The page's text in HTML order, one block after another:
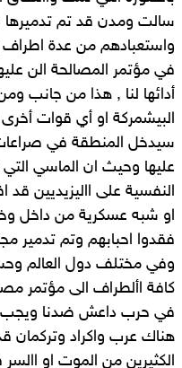
سالت ومدن قد تم
واستعبادهم من عدة
في مؤتمر المصالحة الن
أدائها لنا , هذا من جانب
البيشمركة او أي قوات أخرى
سيدخل المنطقة في
عليها وحيث ان الماسي التي
النفسية على االيزيديين
او شبه عسكرية من داخل
فقدوا احبابهم وتم تدمير
وفي مختلف دول العالم
كافة األطراف الى مؤتمر
في حرب داعش ضدنا ويجب
هناك عرب واكراد وتركمان
الكثيرين من الموت او